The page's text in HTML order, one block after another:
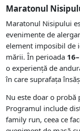
Maratonul
Maratonul Nisipului
evenimente de
element imposibil de
mării. În perioada
o experiență de
în care suprafața
Nu este doar o
Programul include
family run, ceea ce